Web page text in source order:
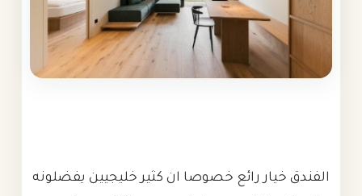
الفندق خيار رائع خصوصا ان كثير خليجيين يفضلونه